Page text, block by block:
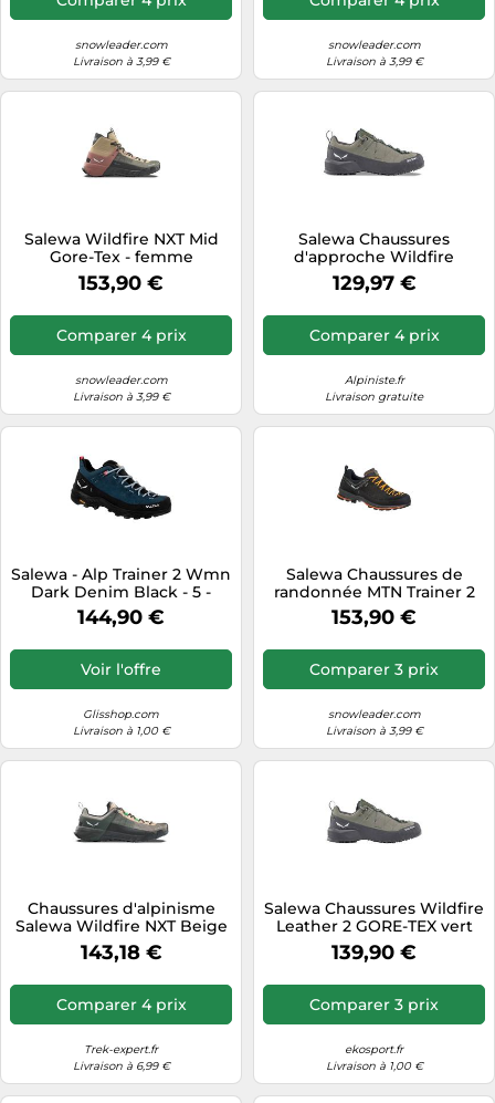
snowleader.com
Livraison à 3,99 €
snowleader.com
Livraison à 3,99 €
Salewa Wildfire NXT Mid
Gore-Tex - femme
153,90 €
Comparer 4 prix
snowleader.com
Livraison à 3,99 €
Salewa Chaussures
d'approche Wildfire
Leather 2 GORE-TEX Vert
Femme Taille 41
129,97 €
Comparer 4 prix
Alpiniste.fr
Livraison gratuite
Salewa - Alp Trainer 2 Wmn
Dark Denim Black - 5 -
Chaussures d'approche
144,90 €
Voir l'offre
Glisshop.com
Livraison à 1,00 €
Salewa Chaussures de
randonnée MTN Trainer 2
GORE-TEX Noir/Carrot
Homme 9,5
153,90 €
Comparer 3 prix
snowleader.com
Livraison à 3,99 €
Chaussures d'alpinisme
Salewa Wildfire NXT Beige
41
143,18 €
Comparer 4 prix
Trek-expert.fr
Livraison à 6,99 €
Salewa Chaussures Wildfire
Leather 2 GORE-TEX vert
femme 40.5
139,90 €
Comparer 3 prix
ekosport.fr
Livraison à 1,00 €